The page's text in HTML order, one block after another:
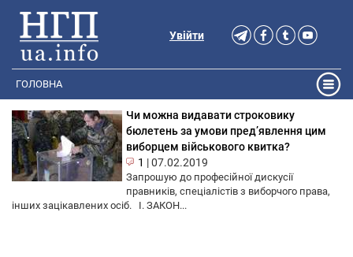
Увійти
ГОЛОВНА
Чи можна видавати строковику
бюлетень за умови пред’явлення цим
виборцем військового квитка?
1 |07.02.2019
Запрошую до професійної дискусії
правників, спеціалістів з виборчого права,
інших зацікавлених осіб. І. ЗАКОН...